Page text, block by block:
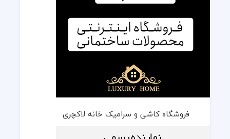
فروشگاه کاشی و سرامیک خانه لاکچری